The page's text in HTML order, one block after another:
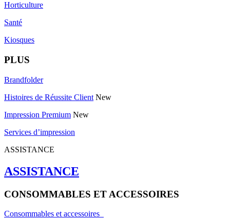
Horticulture
Santé
Kiosques
PLUS
Brandfolder
Histoires de Réussite Client New
Impression Premium New
Services d’impression
ASSISTANCE
ASSISTANCE
CONSOMMABLES ET ACCESSOIRES
Consommables et accessoires